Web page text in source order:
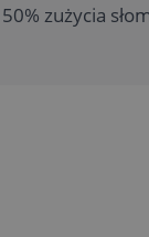
zużycia